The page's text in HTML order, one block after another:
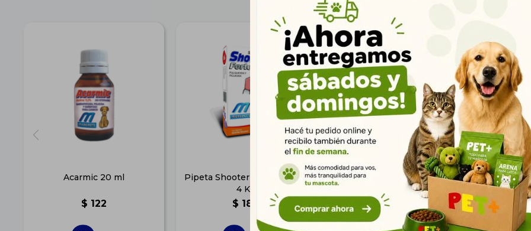
Acarmic 20 ml
$ 122
Pipeta Shooter Forte Gatos -
4 Kg
$ 184
Pipeta Shooter Forte Perros -
5 Kg
$
Pipeta